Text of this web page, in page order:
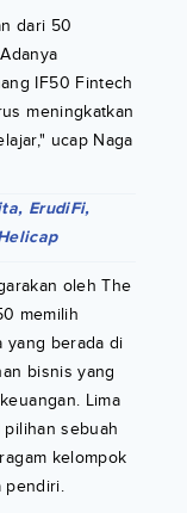
dari 50
IF50 Fintech
meningkatkan
ucap Naga
ErudiFi,
oleh The
memilih
berada di
bisnis yang
Lima
sebuah
kelompok
pendiri.